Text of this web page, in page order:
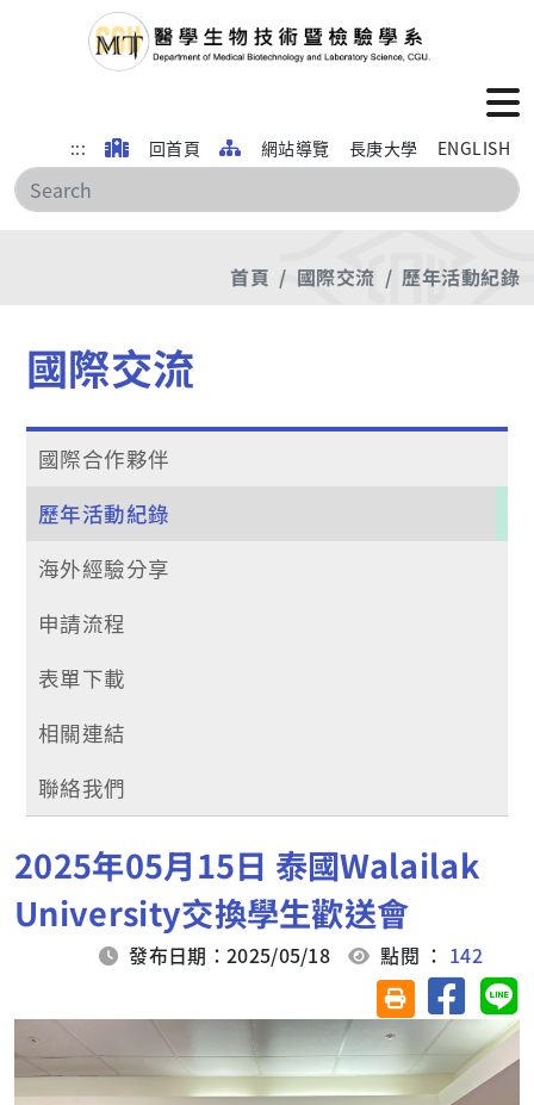
::: 回首頁 網站導覽 長庚大學 ENGLISH
搜
首頁 國際交流 歷年活動紀錄
國際交流
國際合作夥伴
歷年活動紀錄
海外經驗分享
申請流程
表單下載
相關連結
聯絡我們
2025年05月15日 泰國Walailak
University交換學生歡送會
發布日期：2025/05/18 點閱 ： 142
友善列印(另開視
分享至